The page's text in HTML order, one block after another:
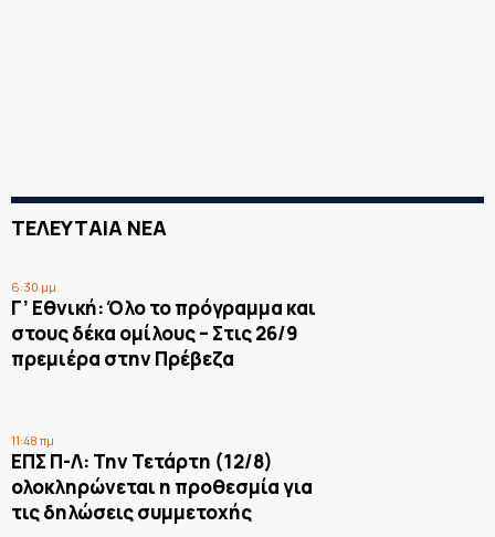
ΤΕΛΕΥΤΑΙΑ ΝΕΑ
6:30 μμ
Γ’ Εθνική: Όλο το πρόγραμμα και
στους δέκα ομίλους – Στις 26/9
πρεμιέρα στην Πρέβεζα
11:48 πμ
ΕΠΣ Π-Λ: Την Τετάρτη (12/8)
ολοκληρώνεται η προθεσμία για
τις δηλώσεις συμμετοχής